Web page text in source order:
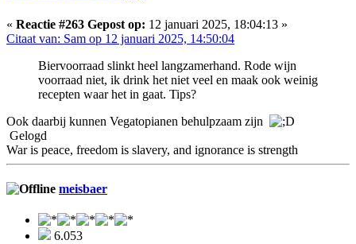
« Reactie #263 Gepost op: 12 januari 2025, 18:04:13 »
Citaat van: Sam op 12 januari 2025, 14:50:04
Biervoorraad slinkt heel langzamerhand. Rode wijn
voorraad niet, ik drink het niet veel en maak ook weinig
recepten waar het in gaat. Tips?
Ook daarbij kunnen Vegatopianen behulpzaam zijn
Gelogd
War is peace, freedom is slavery, and ignorance is strength
meisbaer
6.053